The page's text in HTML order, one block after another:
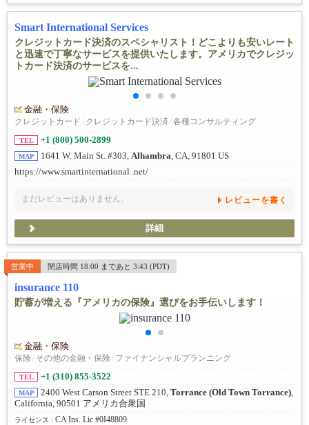
Smart International Services
クレジットカード決済のスペシャリスト！どこよりも安いレート
と迅速で丁寧なサービスを提供いたします。アメリカでクレジッ
トカード決済のサービスを...
金融・保険
クレジットカード / クレジットカード決済/各種コンサルティング
TEL +1 (800) 500-2899
MAP 1641 W. Main St. #303, Alhambra, CA, 91801 US
https://www.smartinternational .net/
まだレビューはありません。 レビューを書く
詳細
営業中 閉店時間 18:00 まであと 3:43 (PDT)
insurance 110
貯蓄が増える『アメリカの保険』選びをお手伝いします！
金融・保険
保険/ その他の金融・保険/ ファイナンシャルプランニング
TEL +1 (310) 855-3522
MAP 2400 West Carson Street STE 210, Torrance (Old Town Torrance),
California, 90501 アメリカ合衆国
ライセンス : CA Ins. Lic.#0I48809